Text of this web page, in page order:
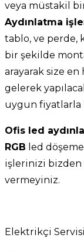
veya müstakil
Aydınlatma
tablo, ve perde,
bir şekilde
arayarak size en
gelerek
uygun fiyatlarla
Ofis led
RGB led
işlerinizi bizden
vermeyiniz.
Elektrikçi Servisi